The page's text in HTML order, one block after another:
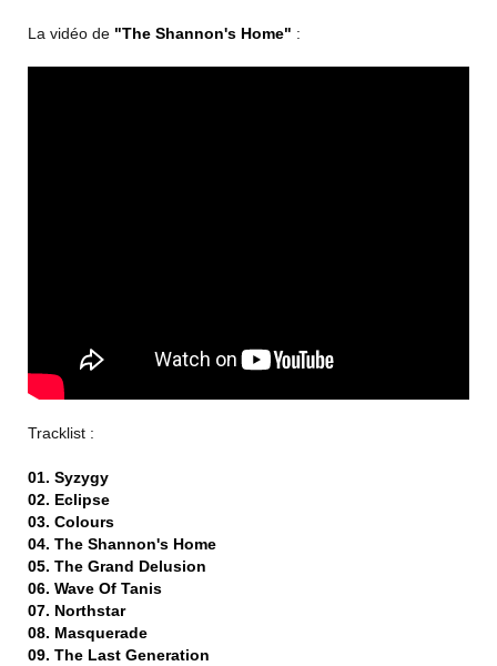
La vidéo de "The Shannon's Home" :
Tracklist :
01. Syzygy
02. Eclipse
03. Colours
04. The Shannon's Home
05. The Grand Delusion
06. Wave Of Tanis
07. Northstar
08. Masquerade
09. The Last Generation